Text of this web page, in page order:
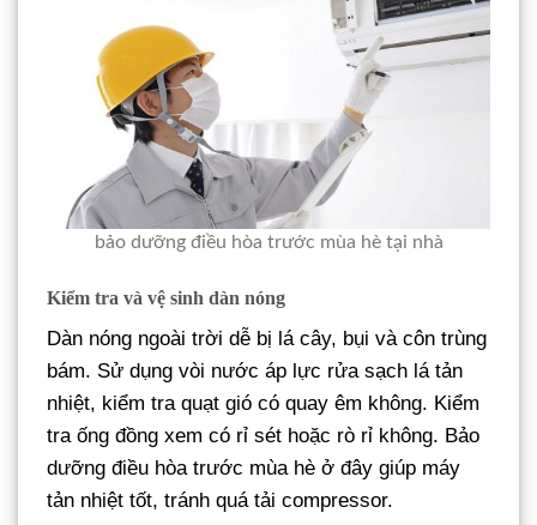
bảo dưỡng điều hòa trước mùa hè tại nhà
Kiểm tra và vệ sinh dàn nóng
Dàn nóng ngoài trời dễ bị lá cây, bụi và côn trùng
bám. Sử dụng vòi nước áp lực rửa sạch lá tản
nhiệt, kiểm tra quạt gió có quay êm không. Kiểm
tra ống đồng xem có rỉ sét hoặc rò rỉ không. Bảo
dưỡng điều hòa trước mùa hè ở đây giúp máy
tản nhiệt tốt, tránh quá tải compressor.